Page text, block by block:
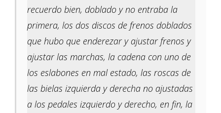
recuerdo bien, doblado y no entraba la
primera, los dos discos de frenos doblados
que hubo que enderezar y ajustar frenos y
ajustar las marchas, la cadena con uno de
los eslabones en mal estado, las roscas de
las bielas izquierda y derecha no ajustadas
a los pedales izquierdo y derecho, en fin, la